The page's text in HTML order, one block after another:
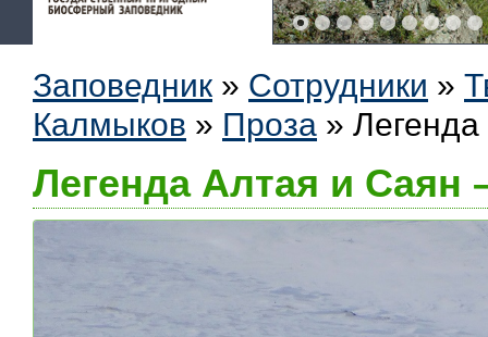
Заповедник » Сотрудники »
Калмыков » Проза »
Легенда Алтая и Саян